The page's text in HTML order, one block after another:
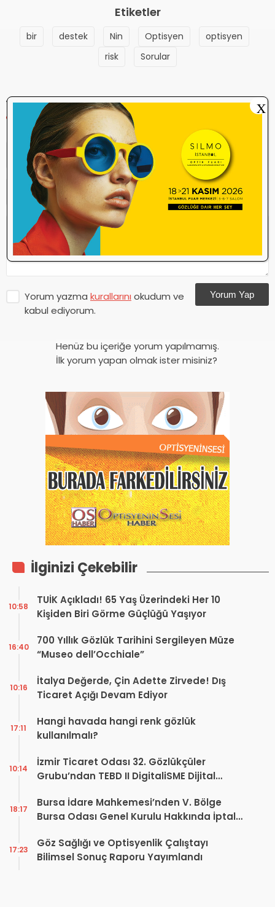
Etiketler
bir destek Nin Optisyen
optisyen
risk
Sorular
YORUM YAP
Yorum yazma kurallarını okudum ve
kabul ediyorum.
Yorum Yap
Henüz bu içeriğe yorum yapılmamış.
İlk yorum yapan olmak ister misiniz?
İlginizi Çekebilir
TUİK Açıkladı! 65 Yaş Üzerindeki Her 10
Kişiden Biri Görme Güçlüğü Yaşıyor
10:58
700 Yıllık Gözlük Tarihini Sergileyen Müze
“Museo dell’Occhiale”
16:40
İtalya Değerde, Çin Adette Zirvede! Dış
Ticaret Açığı Devam Ediyor
10:16
Hangi havada hangi renk gözlük
kullanılmalı?
17:11
İzmir Ticaret Odası 32. Gözlükçüler
Grubu’ndan TEBD II DigitaliSME Dijital
10:14
Bursa İdare Mahkemesi’nden V. Bölge
Bursa Odası Genel Kurulu Hakkında İptal
18:17
Göz Sağlığı ve Optisyenlik Çalıştayı
Bilimsel Sonuç Raporu Yayımlandı
17:23
X